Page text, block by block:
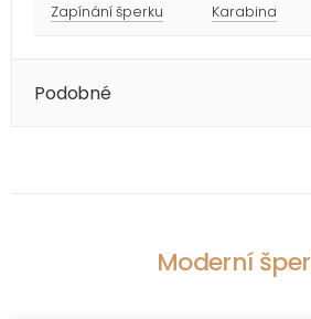
Zapínání šperku Karabina
Podobné
Moderní